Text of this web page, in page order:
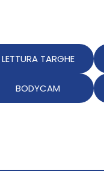
LETTURA TARGHE
BODYCAM